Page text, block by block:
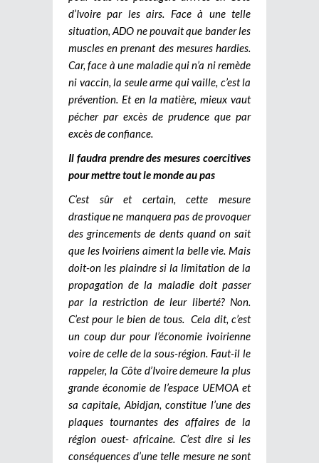
d’Ivoire par les airs. Face à une telle
situation, ADO ne pouvait que bander les
muscles en prenant des mesures hardies.
Car, face à une maladie qui n’a ni remède
ni vaccin, la seule arme qui vaille, c’est la
prévention. Et en la matière, mieux vaut
pécher par excès de prudence que par
excès de confiance.
Il faudra prendre des mesures coercitives
pour mettre tout le monde au pas
C’est sûr et certain, cette mesure
drastique ne manquera pas de provoquer
des grincements de dents quand on sait
que les Ivoiriens aiment la belle vie. Mais
doit-on les plaindre si la limitation de la
propagation de la maladie doit passer
par la restriction de leur liberté? Non.
C’est pour le bien de tous.Cela dit, c’est
un coup dur pour l’économie ivoirienne
voire de celle de la sous-région. Faut-il le
rappeler, la Côte d’Ivoire demeure la plus
grande économie de l’espace UEMOA et
sa capitale, Abidjan, constitue l’une des
plaques tournantes des affaires de la
région ouest- africaine. C’est dire si les
conséquences d’une telle mesure ne sont